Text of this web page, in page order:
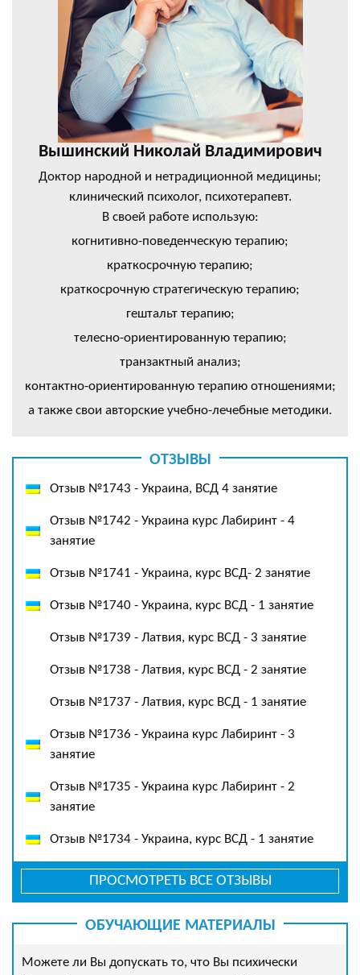
Вышинский Николай Владимирович
Доктор народной и нетрадиционной медицины;
клинический психолог, психотерапевт.
В своей работе использую:
когнитивно-поведенческую терапию;
краткосрочную терапию;
краткосрочную стратегическую терапию;
гештальт терапию;
телесно-ориентированную терапию;
транзактный анализ;
контактно-ориентированную терапию отношениями;
а также свои авторские учебно-лечебные методики.
ОТЗЫВЫ
Отзыв №1743 - Украина, ВСД 4 занятие
Отзыв №1742 - Украина курс Лабиринт - 4
занятие
Отзыв №1741 - Украина, курс ВСД- 2 занятие
Отзыв №1740 - Украина, курс ВСД - 1 занятие
Отзыв №1739 - Латвия, курс ВСД - 3 занятие
Отзыв №1738 - Латвия, курс ВСД - 2 занятие
Отзыв №1737 - Латвия, курс ВСД - 1 занятие
Отзыв №1736 - Украина курс Лабиринт - 3
занятие
Отзыв №1735 - Украина курс Лабиринт - 2
занятие
Отзыв №1734 - Украина, курс ВСД - 1 занятие
ПРОСМОТРЕТЬ ВСЕ ОТЗЫВЫ
ОБУЧАЮЩИЕ МАТЕРИАЛЫ
Можете ли Вы допускать то, что Вы психически